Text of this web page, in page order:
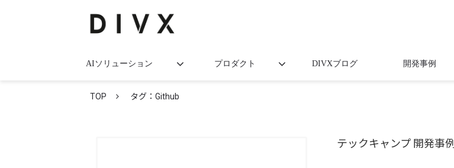
AIソリューション プロダクト DIVXブログ 開発事例
TOP タグ：Github
テックキャンプ 開発事例